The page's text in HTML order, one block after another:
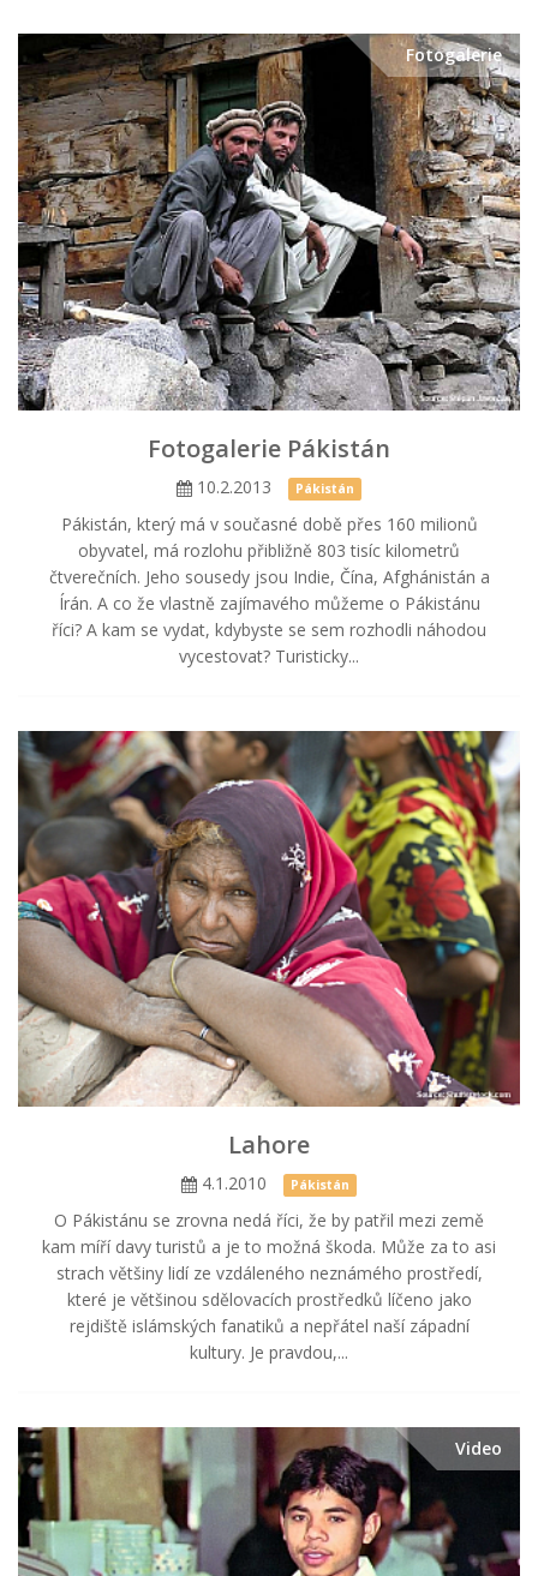
Fotogalerie
Fotogalerie Pákistán
10.2.2013 Pákistán
Pákistán, který má v současné době přes 160 milionů
obyvatel, má rozlohu přibližně 803 tisíc kilometrů
čtverečních. Jeho sousedy jsou Indie, Čína, Afghánistán a
Írán. A co že vlastně zajímavého můžeme o Pákistánu
říci? A kam se vydat, kdybyste se sem rozhodli náhodou
vycestovat? Turisticky...
Lahore
4.1.2010 Pákistán
O Pákistánu se zrovna nedá říci, že by patřil mezi země
kam míří davy turistů a je to možná škoda. Může za to asi
strach většiny lidí ze vzdáleného neznámého prostředí,
které je většinou sdělovacích prostředků líčeno jako
rejdiště islámských fanatiků a nepřátel naší západní
kultury. Je pravdou,...
Video